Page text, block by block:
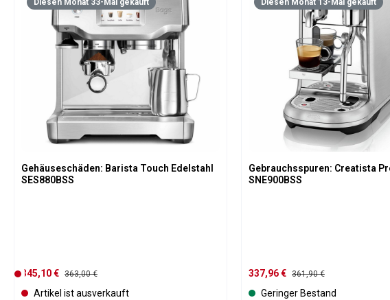
Diesen Monat 33-Mal gekauft
Gehäuseschäden: Barista Touch Edelstahl
SES880BSS
Verkaufspreis:
D
e
345,10 € Regulärer Preis:
363,00 €
Artikel ist ausverkauft
Diesen Monat 13-Mal gekauft
Gebrauchsspuren: Creatista
SNE900BSS
Verkaufspreis:
337,96 € Regulärer Preis:
361,90 €
Geringer Bestand